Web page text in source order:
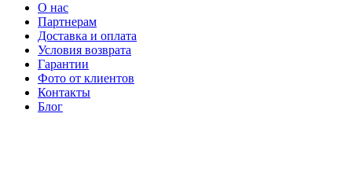
О нас
Партнерам
Доставка и оплата
Условия возврата
Гарантии
Фото от клиентов
Контакты
Блог